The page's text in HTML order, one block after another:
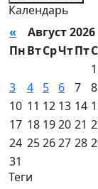
Календарь
« Август
ПнВтСрЧтПт
1
3
4 5 6 7 8
10 11 12 13 14
17 18 1920 21
24 252627 28
31
Теги